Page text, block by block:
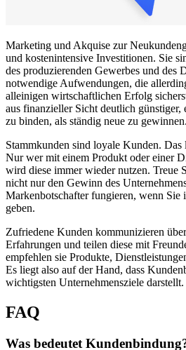
Marketing und Akquise zur
und kostenintensive Investitionen. Sie
des produzierenden Gewerbes und des
notwendige Aufwendungen, die
alleinigen wirtschaftlichen Erfolg
aus finanzieller Sicht deutlich
zu binden, als ständig neue zu gewinnen.
Stammkunden sind loyale Kunden. Das
Nur wer mit einem Produkt oder einer
wird diese immer wieder nutzen. Treue
nicht nur den Gewinn des
Markenbotschafter fungieren, wenn Sie
geben.
Zufriedene Kunden kommunizieren
Erfahrungen und teilen diese mit
empfehlen sie Produkte,
Es liegt also auf der Hand, dass
wichtigsten Unternehmensziele darstellt.
FAQ
Was bedeutet